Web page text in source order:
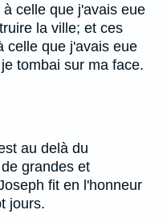
celle que j'avais eue
la ville; et ces
celle que j'avais eue
tombai sur ma face.
au delà du
grandes et
fit en l'honneur
jours.